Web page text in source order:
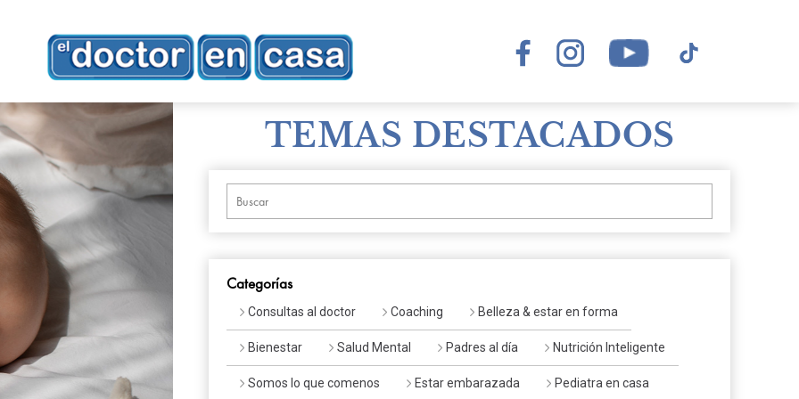
TEMAS DESTACADOS
Categorías
Consultas al doctor Coaching Belleza & estar en forma
Bienestar Salud Mental Padres al día Nutrición Inteligente
Somos lo que comenos Estar embarazada Pediatra en casa